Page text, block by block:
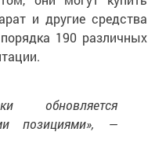
и другие средства
190 различных
обновляется
позициями», —